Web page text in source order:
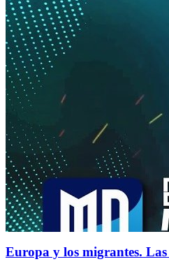
Europa y los migrantes.